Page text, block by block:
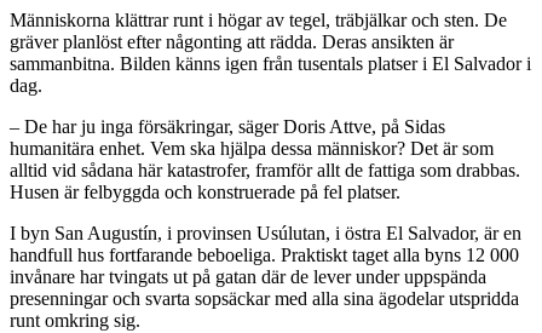
Människorna klättrar runt i högar av tegel, träbjälkar och sten. De
gräver planlöst efter någonting att rädda. Deras ansikten är
sammanbitna. Bilden känns igen från tusentals platser i El Salvador i
dag.
– De har ju inga försäkringar, säger Doris Attve, på Sidas
humanitära enhet. Vem ska hjälpa dessa människor? Det är som
alltid vid sådana här katastrofer, framför allt de fattiga som drabbas.
Husen är felbyggda och konstruerade på fel platser.
I byn San Augustín, i provinsen Usúlutan, i östra El Salvador, är en
handfull hus fortfarande beboeliga. Praktiskt taget alla byns 12 000
invånare har tvingats ut på gatan där de lever under uppspända
presenningar och svarta sopsäckar med alla sina ägodelar utspridda
runt omkring sig.